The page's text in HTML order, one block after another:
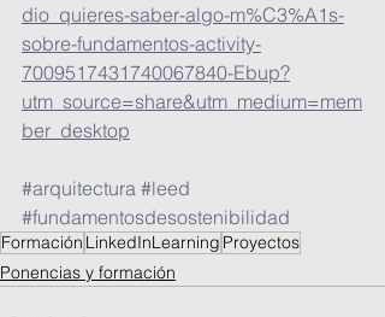
dio_quieres-saber-algo-m%C3%A1s-
sobre-fundamentos-activity-
7009517431740067840-Ebup?
utm_source=share&utm_medium=mem
ber_desktop
#arquitectura #leed
#fundamentosdesostenibilidad
Formación LinkedInLearning Proyectos
Ponencias y formación